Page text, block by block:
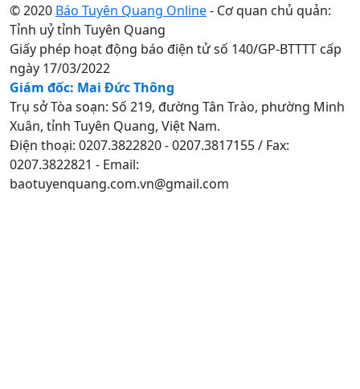
© 2020 Báo Tuyên Quang Online- Cơ quan chủ quản:
Tỉnh uỷ tỉnh Tuyên Quang
Giấy phép hoạt động báo điện tử số 140/GP-BTTTT cấp
ngày 17/03/2022
Giám đốc: Mai Đức Thông
Trụ sở Tòa soạn: Số 219, đường Tân Trào, phường Minh
Xuân, tỉnh Tuyên Quang, Việt Nam.
Điện thoại: 0207.3822820 - 0207.3817155 / Fax:
0207.3822821 - Email:
baotuyenquang.com.vn@gmail.com